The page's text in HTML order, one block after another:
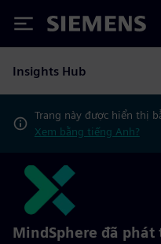
Siemens
Insights Hub
Trang này được hiển thị
Xem bằng tiếng Anh?
MindSphere đã